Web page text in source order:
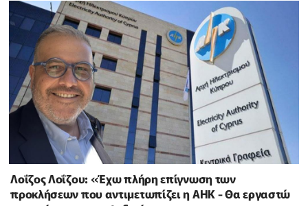
Λοΐζος Λοΐζου: «Έχω πλήρη επίγνωση των
προκλήσεων που αντιμετωπίζει η ΑΗΚ - Θα εργαστώ